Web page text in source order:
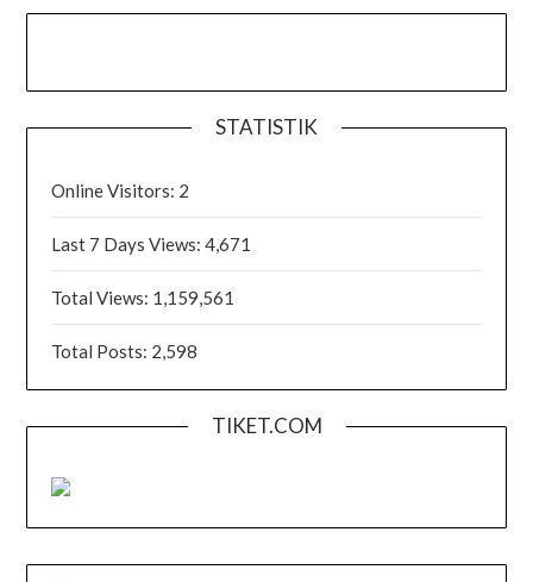
STATISTIK
Online Visitors: 2
Last 7 Days Views:4,671
Total Views: 1,159,561
Total Posts: 2,598
TIKET.COM